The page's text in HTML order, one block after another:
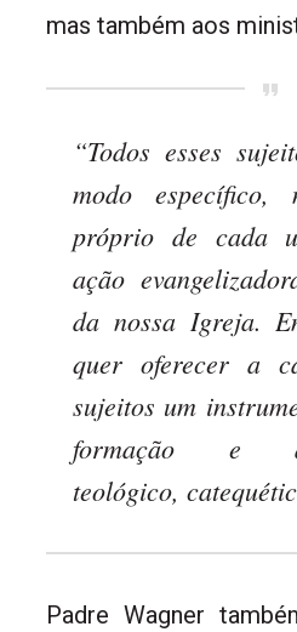
mas também aos
“Todos esses
modo
próprio de cada
ação
da nossa Igreja.
quer oferecer a
sujeitos um
formação e
teológico,
Padre Wagner